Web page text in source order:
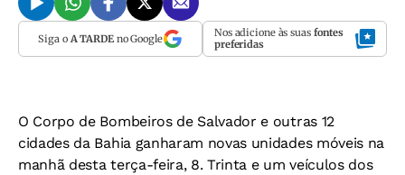
Siga o A TARDEno Google Nos adicione às suas fontes
preferidas
O Corpo de Bombeiros de Salvador e outras 12
cidades da Bahia ganharam novas unidades móveis na
manhã desta terça-feira, 8. Trinta e um veículos dos